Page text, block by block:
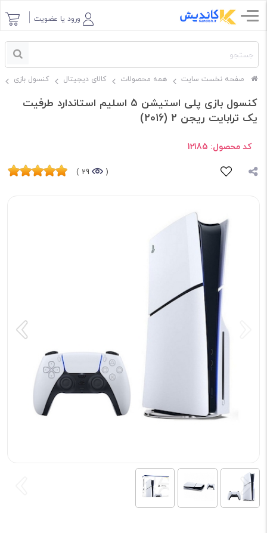
ورود یا عضویت
صفحه نخست سایت همه محصولات کالای دیجیتال کنسول بازی
کنسول بازی پلی استیشن 5 اسلیم استاندارد طرفیت
یک ترابایت ریجن 2 (2016)
کد محصول: 12185
(
29 )